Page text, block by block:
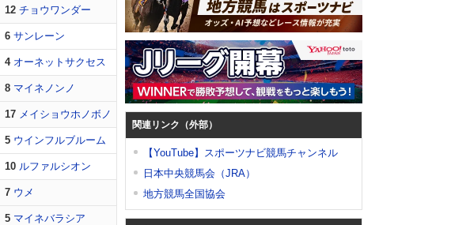
12 チョウワンダー
6 サンレーン
4 オーネットサクセス
8 マイネノンノ
17 メイショウホノボノ
5 ウインフルブルーム
10 ルファルシオン
7 ウメ
5 マイネバラシア
関連リンク（外部）
【YouTube】スポーツナビ競馬チャンネル
日本中央競馬会（JRA）
地方競馬全国協会